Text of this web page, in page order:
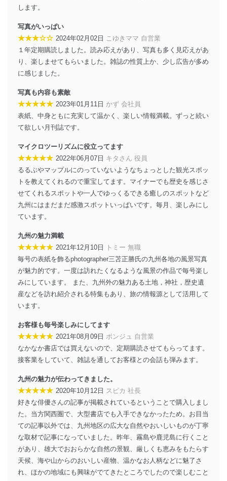
措置を講じます。
法令遵守
当社は、個人情報に関連する法令、国が定める指針及び
その他の規範を遵守します。また、当社の管理の仕組み
に、これらの法令及びその他の規範を常に適合させま
す。
個人情報の安全管理措置
当社は、個人情報の正確性及び安全性を確保するため
に、下記セキュリティ対策をはじめとする安全対策を実
施し、個人情報の漏えい、滅失またはき損の防止及び是
アクセス制御
個人データを取り扱うことのできる機器及び当該
機器を取り扱う従業者を明確化し、 個人データへ
の不要なアクセスを防止しています。
アクセス者の識別と認証
機器に標準装備されているユーザー制御機能（ユ
者を識別・認証しています。
外部からの不正アクセス等の防止
個人データを取り扱う機器等のオペレーティング
システムを最新の状態に保持しています。
個人データを取り扱う機器等にセキュリティ対策
ソフトウェア等を導入し、自動更新 機能等の活用
情報システムの使用に伴う漏洩等の防止
メール等により個人データの含まれるファイルを
送信する場合に、当該ファイルへのパスワードを
設定しています。
当社は、内部監査及びマネジメントレビューの機会を通
じて、個人情報保護マネジメントシステムを継続的に改
善し、常に最良の状態を維持します。
苦情及び相談受付け窓口
貴殿の個人情報及び当社の個人情報保護マネジメントシ
ステムに関するご相談及び苦情については以下までご連
絡ください。
適切、かつ迅速に対応させていただきます。
します。
写真がいっぱい
★★★☆☆ 2024年02月02日 こゆきママ 自営業
１年定期購読しました。読み応えがあり、写真も多く見応えがあ
り、楽しませてもらいました。雑誌の性質上か、少し広告が多め
に感じました。
写真も内容も素敵
★★★★★ 2023年01月11日 かず 会社員
表紙、中身ともに充実して温かく、楽しい情報満載。ずっと続い
て欲しい月刊誌です。
マイクロツーリズムに役立ってます
★★★★★ 2022年06月07日 キタさん 役員
るるぶやマップルにのっていないようなちょっとした観光スポッ
トを教えてくれるので重宝してます。マイナーでも歴史を感じさ
せてくれるスポットや一人でゆっくるできる癒しのスポットなど
九州にはまだまだ感激スポットいっぱいです。毎月、楽しみにし
ています。
九州の魅力満載
★★★★★ 2021年12月10日
トミー 無職
毎号の表紙を飾るphotographer三苫正勝氏の九州各地の風景写真
が魅力的です。一度は訪れたくなるような風景の作品で毎号楽し
みにしています。 また、九州外の魅力ある土地，神社，歴史遺
産などを訪れ紹介される特集もあり、旅の情報源として活用して
います。
お客様も毎号楽しみにしてます
★★★★★ 2021年08月09日 ボンジュ 自営業
なかなか書店では買えないので、定期購読させてもらってます。
接客業をしていて、雑誌を通してお客様との会話も弾みます。
九州の魅力が伝わってきました。
★★★★★ 2020年10月12日 スピカ 社長
好きな俳優さんの記事が掲載されているということで購入しまし
た。当方関西圏で、大型書店でも入手できなかったため。お目当
ての記事以外では、九州地区の広大な自然やおいしいものが丁寧
な取材で記事になっていました。昨年、霧島や鹿児島に行くこと
があり、雄大でおおらかな自然の景観、厳しくも恵みをもたらす
天候、海や山からのおいしい産物、温かなお人柄などに魅了さ
れ、ほかの地域にも興味がでてきたところでしたので楽しむこと